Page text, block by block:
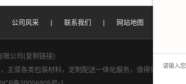
公司风采 | 联系我们 | 网站地图
限公司(复制链接)
主营各类包装材料，定制配送一体化服务，值得信赖.